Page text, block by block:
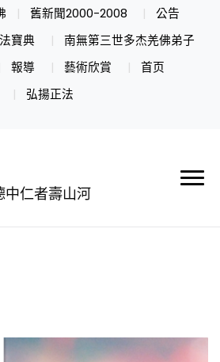
舊新聞2000-2008
公告
寶典
南無第三世多杰羌佛弟子
報導 藝術欣賞
首页
弘揚正法
中仁者壽山河